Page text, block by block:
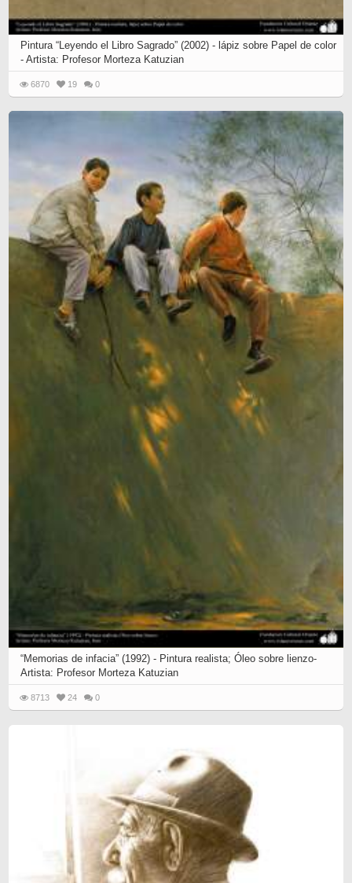
Pintura “Leyendo el Libro Sagrado” (2002) - lápiz sobre Papel de color
- Artista: Profesor Morteza Katuzian
6870 19 0
“Memorias de infacia” (1992) - Pintura realista; Óleo sobre lienzo-
Artista: Profesor Morteza Katuzian
8713 24 0